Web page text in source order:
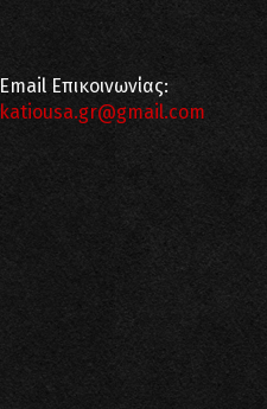
Email Επικοινωνίας:
katiousa.gr@gmail.com